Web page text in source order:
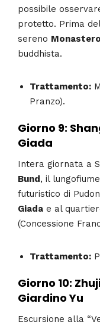
possibile
protetto. Prima
sereno
buddhista.
Trattamento:
Pranzo).
Giorno 9:
Giada
Intera giornata a
Bund, il
futuristico di
Giada e al
(Concessione
Trattamento:
Giorno 10:
Giardino Yu
Escursione alla